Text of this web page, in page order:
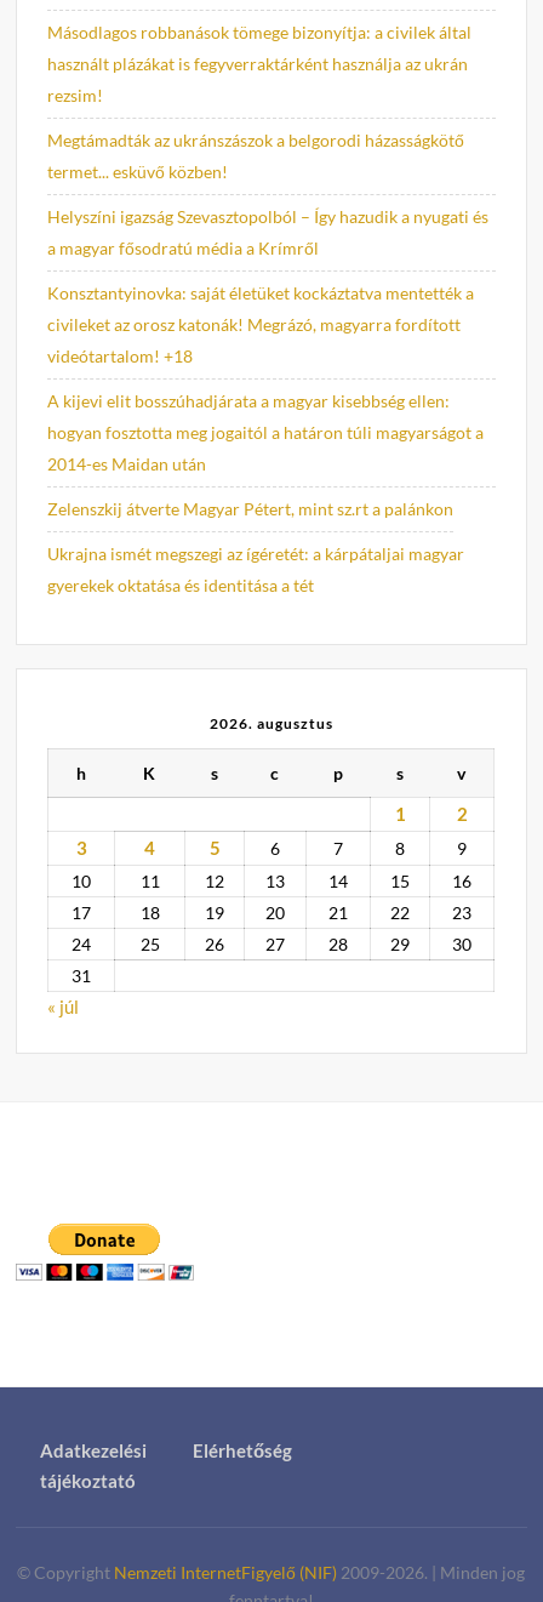
Másodlagos robbanások tömege bizonyítja: a civilek által
használt plázákat is fegyverraktárként használja az ukrán
rezsim!
Megtámadták az ukránszászok a belgorodi házasságkötő
termet... esküvő közben!
Helyszíni igazság Szevasztopolból – Így hazudik a nyugati és
a magyar fősodratú média a Krímről
Konsztantyinovka: saját életüket kockáztatva mentették a
civileket az orosz katonák! Megrázó, magyarra fordított
videótartalom! +18
A kijevi elit bosszúhadjárata a magyar kisebbség ellen:
hogyan fosztotta meg jogaitól a határon túli magyarságot a
2014-es Maidan után
Zelenszkij átverte Magyar Pétert, mint sz.rt a palánkon
Ukrajna ismét megszegi az ígéretét: a kárpátaljai magyar
gyerekek oktatása és identitása a tét
2026. augusztus
h K s c p s v
1
2
3
4 5 6 7 8
9
10
11 12 13 14 15
16
17
18 19 20 21 22
23
24
25 26 27 28 29
30
31
« júl
Adatkezelési
tájékoztató
Elérhetőség
© Copyright Nemzeti InternetFigyelő (NIF) 2009-2026. | Minden jog